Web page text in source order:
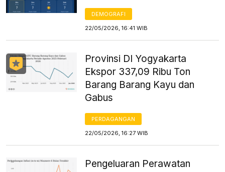
DEMOGRAFI
22/05/2026, 16:41 WIB
Provinsi DI Yogyakarta
Ekspor 337,09 Ribu Ton
Barang Barang Kayu dan
Gabus
PERDAGANGAN
22/05/2026, 16:27 WIB
Pengeluaran Perawatan